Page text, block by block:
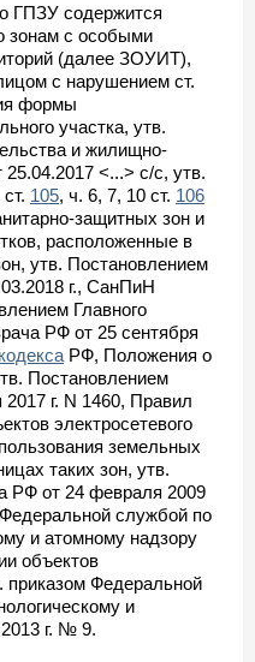
ГПЗУ содержится
зонам с особыми
(далее ЗОУИТ),
с нарушением ст.
формы
участка, утв.
и жилищно-
<...> с/с, утв.
105, ч. 6, 7, 10 ст. 106
защитных зон и
расположенные в
утв. Постановлением
г., СанПиН
Главного
РФ от 25 сентября
РФ, Положения о
Постановлением
г. N 1460, Правил
электросетевого
земельных
таких зон, утв.
РФ от 24 февраля 2009
службой по
и атомному надзору
объектов
приказом Федеральной
и
г. № 9.